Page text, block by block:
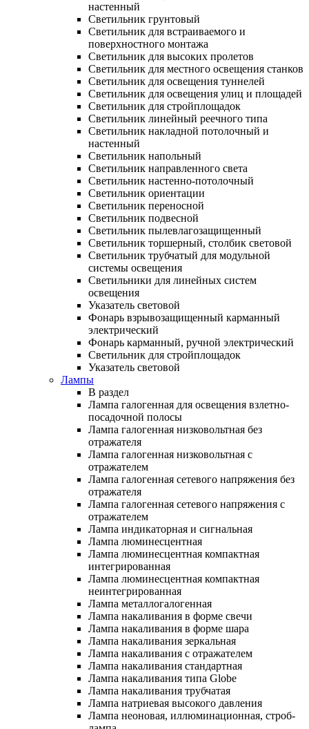
настенный
Светильник грунтовый
Светильник для встраиваемого и
поверхностного монтажа
Светильник для высоких пролетов
Светильник для местного освещения станков
Светильник для освещения туннелей
Светильник для освещения улиц и площадей
Светильник для стройплощадок
Светильник линейный реечного типа
Светильник накладной потолочный и
настенный
Светильник напольный
Светильник направленного света
Светильник настенно-потолочный
Светильник ориентации
Светильник переносной
Светильник подвесной
Светильник пылевлагозащищенный
Светильник торшерный, столбик световой
Светильник трубчатый для модульной
системы освещения
Светильники для линейных систем
освещения
Указатель световой
Фонарь взрывозащищенный карманный
электрический
Фонарь карманный, ручной электрический
Светильник для стройплощадок
Указатель световой
Лампы
В раздел
Лампа галогенная для освещения взлетно-
посадочной полосы
Лампа галогенная низковольтная без
отражателя
Лампа галогенная низковольтная с
отражателем
Лампа галогенная сетевого напряжения без
отражателя
Лампа галогенная сетевого напряжения с
отражателем
Лампа индикаторная и сигнальная
Лампа люминесцентная
Лампа люминесцентная компактная
интегрированная
Лампа люминесцентная компактная
неинтегрированная
Лампа металлогалогенная
Лампа накаливания в форме свечи
Лампа накаливания в форме шара
Лампа накаливания зеркальная
Лампа накаливания с отражателем
Лампа накаливания стандартная
Лампа накаливания типа Globe
Лампа накаливания трубчатая
Лампа натриевая высокого давления
Лампа неоновая, иллюминационная, строб-